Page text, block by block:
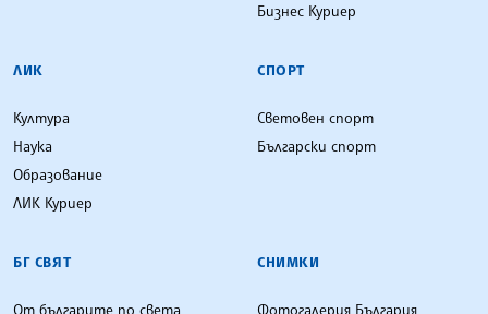
Бизнес Куриер
ЛИК
Култура
Наука
Образование
ЛИК Куриер
СПОРТ
Световен спорт
Български спорт
БГ СВЯТ
От българите по света
СНИМКИ
Фотогалерия България